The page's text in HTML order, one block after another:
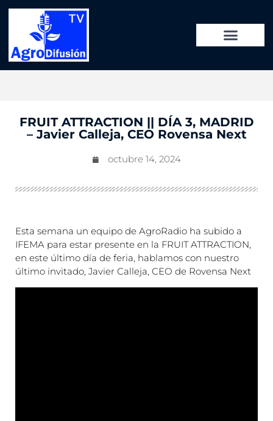
FRUIT ATTRACTION || DÍA 3, MADRID
– Javier Calleja, CEO Rovensa Next
octubre 14, 2024
Esta semana un equipo de AgroRadio ha subido a
IFEMA para estar presente en la FRUIT ATTRACTION,
en este último día de feria, hablamos con nuestro
último invitado, Javier Calleja, CEO de Rovensa Next